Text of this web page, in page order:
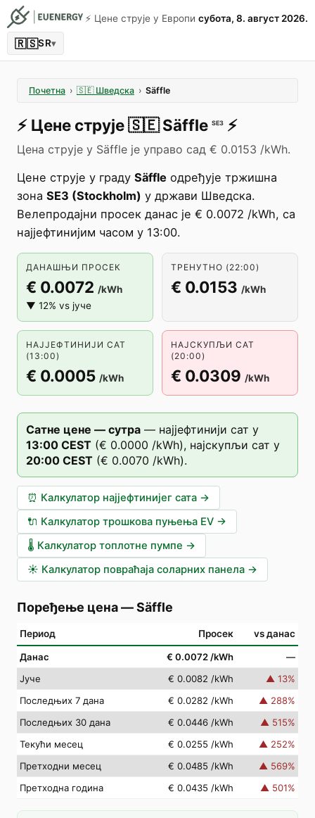
⚡️ Цене струје у Европи субота, 8. август 2026.
🇷🇸SR▾
Почетна › 🇸🇪 Шведска › Säffle
⚡️ Цене струје🇸🇪 Säffle SE3 ⚡️
Цена струје у Säffle је управо сад € 0.0153 /kWh.
Цене струје у граду Säffle одређује тржишна
зона SE3 (Stockholm) у држави Шведска.
Велепродајни просек данас је € 0.0072 /kWh, са
најјефтинијим часом у 13:00.
ДАНАШЊИ ПРОСЕК
€ 0.0072 /kWh
▼ 12% vs јуче
ТРЕНУТНО (22:00)
€ 0.0153 /kWh
НАЈЈЕФТИНИЈИ САТ
(13:00)
€ 0.0005 /kWh
НАЈСКУПЉИ САТ
(20:00)
€ 0.0309 /kWh
Сатне цене — сутра — најјефтинији сат у
13:00 CEST (€ 0.0000 /kWh), најскупљи сат у
20:00 CEST (€ 0.0070 /kWh).
⏰ Калкулатор најјефтинијег сата →
🔌 Калкулатор трошкова пуњења EV →
🌡️ Калкулатор топлотне пумпе →
☀️ Калкулатор повраћаја соларних панела →
Поређење цена—Säffle
Период Просек vs данас
Данас € 0.0072 /kWh
—
Јуче
€ 0.0082 /kWh ▲ 13%
Последњих 7 дана
€ 0.0282 /kWh ▲ 288%
Последњих 30 дана
€ 0.0446 /kWh ▲ 515%
Текући месец
€ 0.0255 /kWh ▲ 252%
Претходни месец
€ 0.0485 /kWh ▲ 569%
Претходна година
€ 0.0435 /kWh ▲ 501%